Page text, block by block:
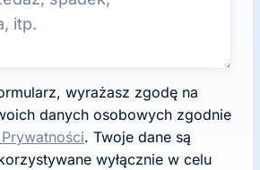
danych osobowych zgodnie
. Twoje dane są
wyłącznie w celu